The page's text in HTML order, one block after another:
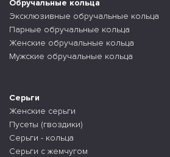
Обручальные кольца
Эксклюзивные обручальные кольца
Парные обручальные кольца
Женские обручальные кольца
Мужские обручальные кольца
Серьги
Женские серьги
Пусеты (гвоздики)
Серьги - кольца
Серьги с жемчугом